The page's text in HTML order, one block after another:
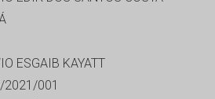
ESGAIB KAYATT
001